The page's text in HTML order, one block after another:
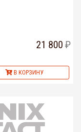
21 800
В КОРЗИНУ